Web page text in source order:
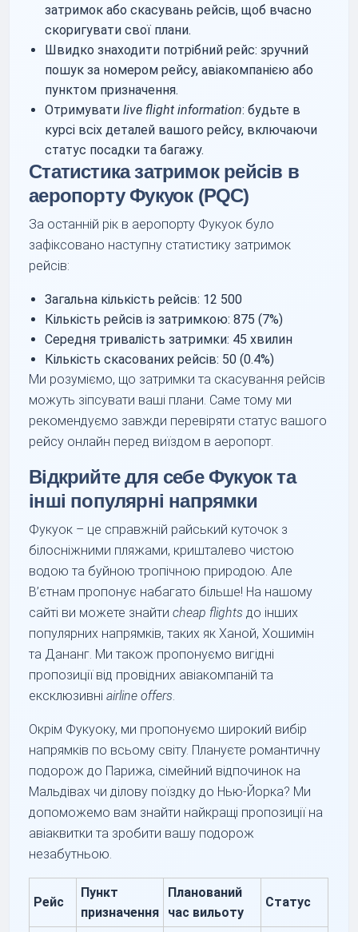
затримок або скасувань рейсів, щоб вчасно
скоригувати свої плани.
Швидко знаходити потрібний рейс: зручний
пошук за номером рейсу, авіакомпанією або
пунктом призначення.
Отримуватиlive flight information: будьте в
курсі всіх деталей вашого рейсу, включаючи
статус посадки та багажу.
Статистика затримок рейсів в
аеропорту Фукуок (PQC)
За останній рік в аеропорту Фукуок було
зафіксовано наступну статистику затримок
рейсів:
Загальна кількість рейсів: 12 500
Кількість рейсів із затримкою: 875 (7%)
Середня тривалість затримки: 45 хвилин
Кількість скасованих рейсів: 50 (0.4%)
Ми розуміємо, що затримки та скасування рейсів
можуть зіпсувати ваші плани. Саме тому ми
рекомендуємо завжди перевіряти статус вашого
рейсу онлайн перед виїздом в аеропорт.
Відкрийте для себе Фукуок та
інші популярні напрямки
Фукуок – це справжній райський куточок з
білосніжними пляжами, кришталево чистою
водою та буйною тропічною природою. Але
В’єтнам пропонує набагато більше! На нашому
сайті ви можете знайтиcheap flights до інших
популярних напрямків, таких як Ханой, Хошимін
та Дананг. Ми також пропонуємо вигідні
пропозиції від провідних авіакомпаній та
ексклюзивніairline offers
Окрім Фукуоку, ми пропонуємо широкий вибір
напрямків по всьому світу. Плануєте романтичну
подорож до Парижа, сімейний відпочинок на
Мальдівах чи ділову поїздку до Нью-Йорка? Ми
допоможемо вам знайти найкращі пропозиції на
авіаквитки та зробити вашу подорож
незабутньою.
Рейс
Пункт
призначення
Планований
час вильоту
Статус